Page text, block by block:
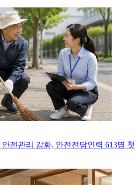
전관리 강화, 안전전담인력 613명 첫